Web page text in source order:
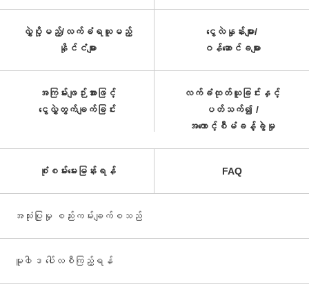
လွှဲပို့မည့်/လက်ခံရယူမည့်
နိုင်ငံများ
ငွေလဲနှုန်းများ/
ဝန်ဆောင်ခများ
အကြမ်းဖျဉ်းအားဖြင့်
ငွေလွှဲတွက်ချက်ခြင်း
လက်ခံထုတ်ယူခြင်းနှင့်
ပတ်သက်၍ /
အကောင့်စီမံခန့်ခွဲမှု
စုံစမ်းမေးမြန်းရန် FAQ
အသုံးပြုမှု စည်းကမ်းချက်စသည်
မူ၀ါဒ ပေါ်လစီကြည့်ရန်